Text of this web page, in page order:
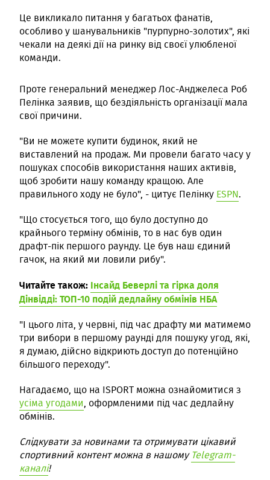
Це викликало питання у багатьох фанатів,
особливо у шанувальників "пурпурно-золотих", які
чекали на деякі дії на ринку від своєї улюбленої
команди.
Проте генеральний менеджер Лос-Анджелеса Роб
Пелінка заявив, що бездіяльність організації мала
свої причини.
"Ви не можете купити будинок, який не
виставлений на продаж. Ми провели багато часу у
пошуках способів використання наших активів,
щоб зробити нашу команду кращою. Але
правильного ходу не було", - цитує Пелінку ESPN.
"Що стосується того, що було доступно до
крайнього терміну обмінів, то в нас був один
драфт-пік першого раунду. Це був наш єдиний
гачок, на який ми ловили рибу".
Читайте також: Інсайд Беверлі та гірка доля
Дінвідді: ТОП-10 подій дедлайну обмінів НБА
"І цього літа, у червні, під час драфту ми матимемо
три вибори в першому раунді для пошуку угод, які,
я думаю, дійсно відкриють доступ до потенційно
більшого переходу".
Нагадаємо, що на ISPORT можна ознайомитися з
усіма угодами, оформленими під час дедлайну
обмінів.
Слідкувати за новинами та отримувати цікавий
спортивний контент можна в нашомуTelegram-
каналі!